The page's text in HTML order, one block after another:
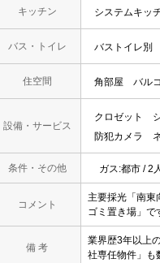
キッチン システムキッ
バス・トイレ バストイレ別
住空間 角部屋 バル
設備・サービス
クロゼット
防犯カメラ
条件・その他 ガス:都市 / 2
コメント
主要採光「南東
ゴミ置き場」で
備 考
業界歴3年以上
社専任物件」も